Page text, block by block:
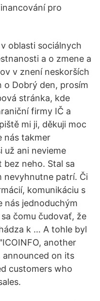
pro
oblasti sociálnych
a o zmene a
v znení neskorších
o Dobrý den, prosím
stránka, kde
firmy IČ a
mi ji, děkuji moc
nás takmer
už ani nevieme
neho. Stal sa
nevyhnutne patrí. Či
komunikáciu s
nás jednoduchým
čomu čudovať, že
k … A tohle byl
another
announced on its
customers who